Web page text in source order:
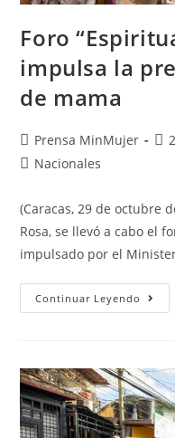
Foro
impulsa la
de mama
Prensa MinMujer
Nacionales
(Caracas, 29 de octubre
Rosa, se llevó a cabo el
impulsado por el
Continuar Leyendo